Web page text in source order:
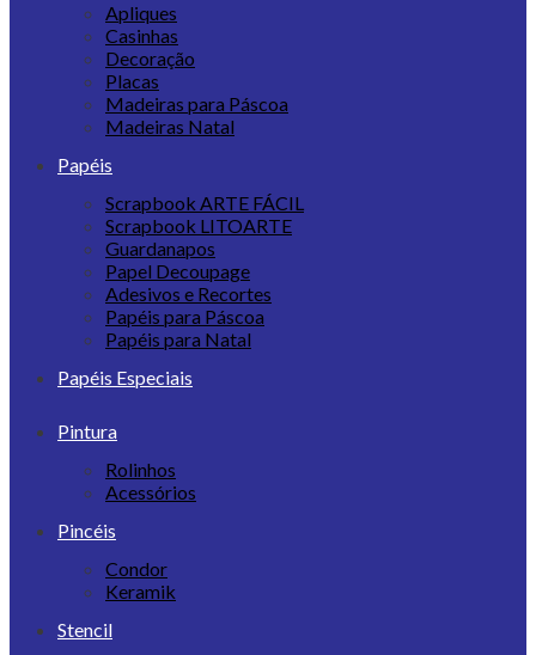
Apliques
Casinhas
Decoração
Placas
Madeiras para Páscoa
Madeiras Natal
Papéis
Scrapbook ARTE FÁCIL
Scrapbook LITOARTE
Guardanapos
Papel Decoupage
Adesivos e Recortes
Papéis para Páscoa
Papéis para Natal
Papéis Especiais
Pintura
Rolinhos
Acessórios
Pincéis
Condor
Keramik
Stencil